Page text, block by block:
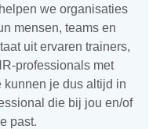
we organisaties
mensen, teams en
uit ervaren trainers,
professionals met
kunnen je dus altijd in
die bij jou en/of
past.